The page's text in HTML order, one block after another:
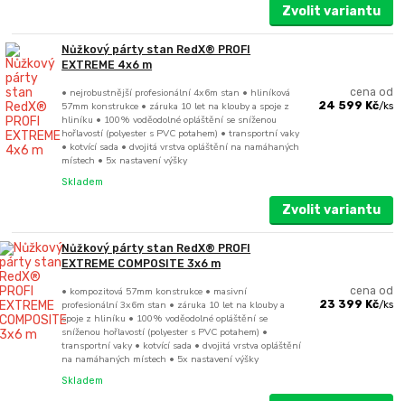
Zvolit variantu
Nůžkový párty stan RedX® PROFI
EXTREME 4x6 m
• nejrobustnější profesionální 4x6m stan • hliníková
57mm konstrukce • záruka 10 let na klouby a spoje z
hliníku • 100% voděodolné opláštění se sníženou
hořlavostí (polyester s PVC potahem) • transportní vaky
• kotvící sada • dvojitá vrstva opláštění na namáhaných
místech • 5x nastavení výšky
cena od
24 599 Kč/ks
Skladem
Zvolit variantu
Nůžkový párty stan RedX® PROFI
EXTREME COMPOSITE 3x6 m
• kompozitová 57mm konstrukce • masivní
profesionální 3x6m stan • záruka 10 let na klouby a
spoje z hliníku • 100% voděodolné opláštění se
sníženou hořlavostí (polyester s PVC potahem) •
transportní vaky • kotvící sada • dvojitá vrstva opláštění
na namáhaných místech • 5x nastavení výšky
cena od
23 399 Kč/ks
Skladem